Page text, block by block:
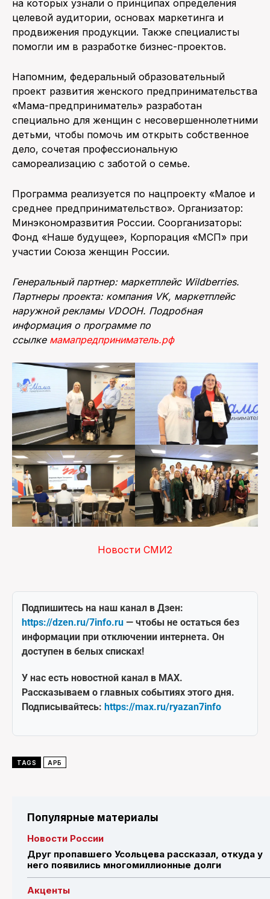
на которых узнали о принципах определения
целевой аудитории, основах маркетинга и
продвижения продукции. Также специалисты
помогли им в разработке бизнес-проектов.
Напомним, федеральный образовательный
проект развития женского предпринимательства
«Мама-предприниматель» разработан
специально для женщин с несовершеннолетними
детьми, чтобы помочь им открыть собственное
дело, сочетая профессиональную
самореализацию с заботой о семье.
Программа реализуется по нацпроекту «Малое и
среднее предпринимательство». Организатор:
Минэкономразвития России. Соорганизаторы:
Фонд «Наше будущее», Корпорация «МСП» при
участии Союза женщин России.
Генеральный партнер: маркетплейс Wildberries.
Партнеры проекта: компания VK, маркетплейс
наружной рекламы VDOOH. Подробная
информация о программе по
ссылке мамапредприниматель.рф
Новости СМИ2
Подпишитесь на наш канал в Дзен:
https://dzen.ru/7info.ru — чтобы не остаться без
информации при отключении интернета. Он
доступен в белых списках!
У нас есть новостной канал в MAX.
Рассказываем о главных событиях этого дня.
Подписывайтесь: https://max.ru/ryazan7info
TAGS АРБ
Популярные материалы
Новости России
Друг пропавшего Усольцева рассказал, откуда у
него появились многомиллионные долги
Акценты